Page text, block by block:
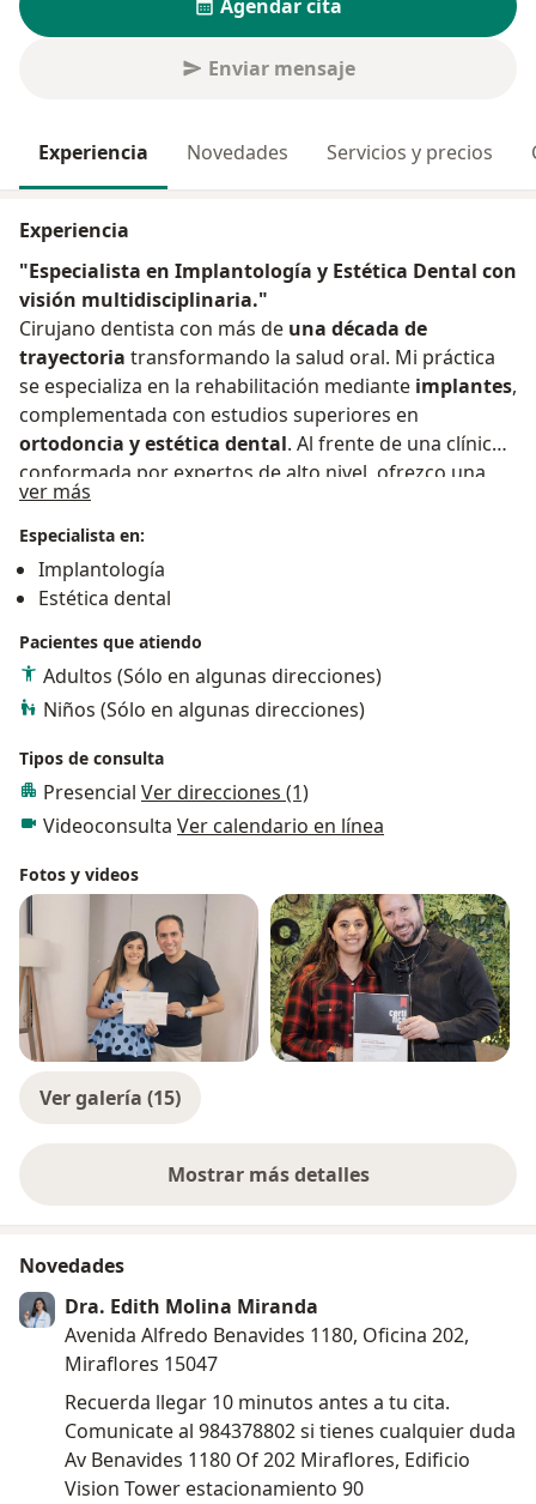
Agendar cita
Enviar mensaje
Experiencia Novedades Servicios y precios
Experiencia
"Especialista en Implantología y Estética Dental con
visión multidisciplinaria."
Cirujano dentista con más de una década de
trayectoria transformando la salud oral. Mi práctica
se especializa en la rehabilitación mediante implantes,
complementada con estudios superiores en
ortodoncia y estética dental. Al frente de una clínica
conformada por expertos de alto nivel, ofrezco una
atención odontológica
de vanguardia
definitivas que priorizan la comodidad y satisfacción
total del paciente.
ver más
Especialista en:
Implantología
Estética dental
Pacientes que atiendo
Adultos (Sólo en algunas direcciones)
Niños (Sólo en algunas direcciones)
Tipos de consulta
Presencial Ver direcciones (1)
Videoconsulta Ver calendario en línea
Fotos y videos
Ver galería (15)
Mostrar más detalles
sobre la experiencia
Novedades
Dra. Edith Molina Miranda
Avenida Alfredo Benavides 1180, Oficina 202,
Miraflores 15047
Recuerda llegar 10 minutos antes a tu cita.
Comunicate al 984378802 si tienes cualquier duda
Av Benavides 1180 Of 202 Miraflores, Edificio
Vision Tower estacionamiento 90